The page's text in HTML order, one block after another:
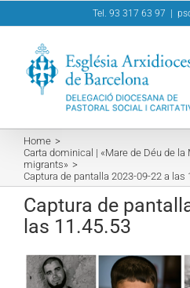
to
Tel. 93 317 63 97
Home
Carta dominical | «Mare de Déu de la
migrants»
Captura de pantalla 2023-09-22 a las
Captura de
las 11.45.53